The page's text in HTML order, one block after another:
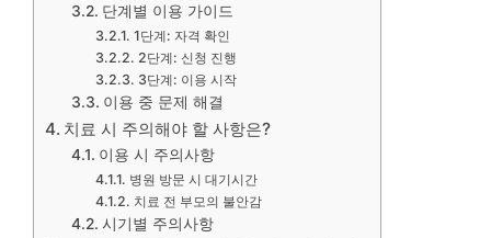
단계별 이용 가이드
1단계: 자격 확인
2단계: 신청 진행
3단계: 이용 시작
이용 중 문제 해결
치료 시 주의해야 할 사항은?
이용 시 주의사항
병원 방문 시 대기시간
치료 전 부모의 불안감
시기별 주의사항